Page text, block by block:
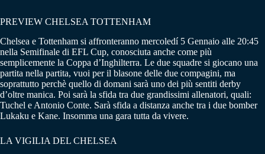
PREVIEW CHELSEA TOTTENHAM
Chelsea e Tottenham si affronteranno mercoledí 5 Gennaio alle 20:45
nella Semifinale di EFL Cup, conosciuta anche come più
semplicemente la Coppa d’Inghilterra. Le due squadre si giocano una
partita nella partita, vuoi per il blasone delle due compagini, ma
soprattutto perchè quello di domani sarà uno dei più sentiti derby
d’oltre manica. Poi sarà la sfida tra due grandissimi allenatori, quali:
Tuchel e Antonio Conte. Sarà sfida a distanza anche tra i due bomber
Lukaku e Kane. Insomma una gara tutta da vivere.
LA VIGILIA DEL CHELSEA